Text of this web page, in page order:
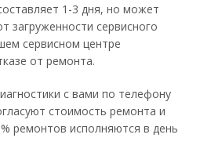
1-3 дня, но может
загруженности сервисного
сервисном центре
от ремонта.
с вами по телефону
стоимость ремонта и
ремонтов исполняются в день